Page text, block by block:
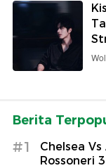
Berita
#1
Chelsea
Rossoneri